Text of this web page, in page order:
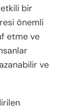
etkili bir
önemli
etme ve
ve